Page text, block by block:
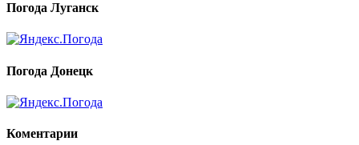
Погода Луганск
Погода Донецк
Коментарии